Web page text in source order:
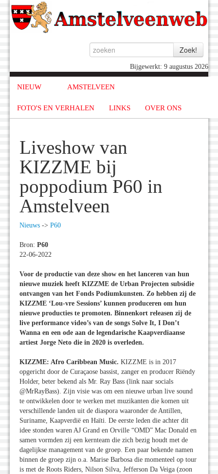
Bijgewerkt: 9 augustus 2026
NIEUW AMSTELVEEN
FOTO'S EN VERHALEN LINKS OVER ONS
Liveshow van
KIZZME bij
poppodium P60 in
Amstelveen
Nieuws -> P60
Bron: P60
22-06-2022
Voor de productie van deze show en het lanceren van hun
nieuwe muziek heeft KIZZME de Urban Projecten subsidie
ontvangen van het Fonds Podiumkunsten. Zo hebben zij de
KIZZME ‘Lou-vre Sessions’ kunnen produceren om hun
nieuwe producties te promoten. Binnenkort releasen zij de
live performance video’s van de songs Solve It, I Don’t
Wanna en een ode aan de legendarische Kaapverdiaanse
artiest Jorge Neto die in 2020 is overleden.
KIZZME: Afro Caribbean Music. KIZZME is in 2017
opgericht door de Curaçaose bassist, zanger en producer Riëndy
Holder, beter bekend als Mr. Ray Bass (link naar socials
@MrRayBass). Zijn visie was om een nieuwe urban live sound
te ontwikkelen door te werken met muzikanten die komen uit
verschillende landen uit de diaspora waaronder de Antillen,
Suriname, Kaapverdië en Haïti. De eerste leden die achter dit
idee stonden waren AJ Grand en Orville “OMD” Mac Donald en
samen vormden zij een kernteam die zich bezig houdt met de
dagelijkse management van de groep. Een paar bekende namen
binnen de groep zijn o.a. Marise Barbosa die momenteel op tour
is met de Roots Riders, Nilson Silva, Jefferson Da Veiga (zoon